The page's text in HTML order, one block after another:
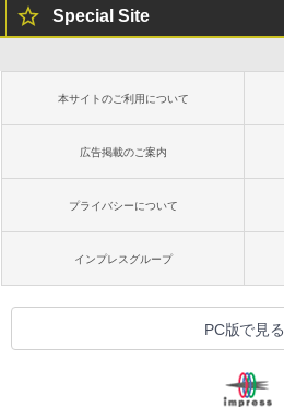
Special Site
本サイトのご利用について
広告掲載のご案内
プライバシーについて
インプレスグループ
PC版で見る